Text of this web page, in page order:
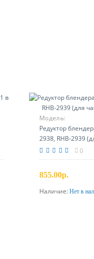
Модель:
Редуктор
2938, RHB-2939
белый)
0
855.00р.
Предзаказ
Наличие: Нет в